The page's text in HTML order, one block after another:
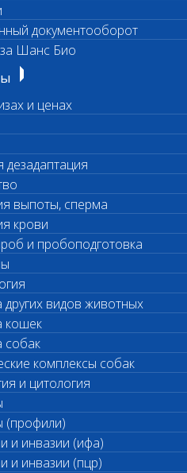
документооборот
Шанс Био
и ценах
выпоты, сперма
крови
и пробоподготовка
других видов животных
кошек
собак
комплексы собак
и цитология
(профили)
и инвазии (ифа)
и инвазии (пцр)
биохимических
срочных
срочных